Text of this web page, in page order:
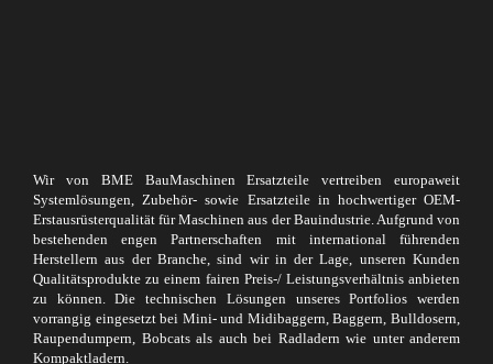
Wir von BME BauMaschinen Ersatzteile vertreiben europaweit
Systemlösungen, Zubehör- sowie Ersatzteile in hochwertiger OEM-
Erstausrüsterqualität für Maschinen aus der Bauindustrie. Aufgrund von
bestehenden engen Partnerschaften mit international führenden
Herstellern aus der Branche, sind wir in der Lage, unseren Kunden
Qualitätsprodukte zu einem fairen Preis-/ Leistungsverhältnis anbieten
zu können. Die technischen Lösungen unseres Portfolios werden
vorrangig eingesetzt bei Mini- und Midibaggern, Baggern, Bulldosern,
Raupendumpern, Bobcats als auch bei Radladern wie unter anderem
Kompaktladern.